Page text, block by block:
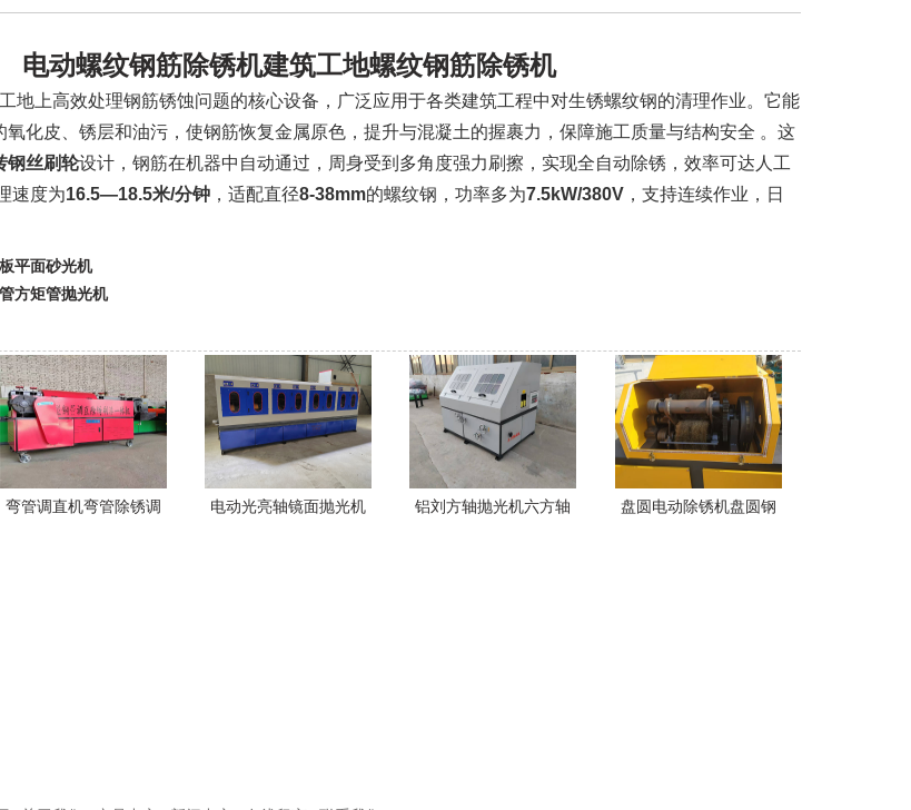
电动螺纹钢筋除锈机建筑工地螺纹钢筋除锈机
地上高效处理钢筋锈蚀问题的核心设备，广泛应用于各类建筑工程中对生锈螺纹钢的清理作业。它能
化皮、锈层和油污，使钢筋恢复金属原色，提升与混凝土的握裹力，保障施工质量与结构安全 。这
钢丝刷轮‌设计，钢筋在机器中自动通过，周身受到多角度强力刷擦，实现全自动除锈，效率可达人工
速度为‌16.5—18.5米/分钟 ‌，适配直径‌8-38mm‌的螺纹钢，功率多为‌7.5kW/380V ‌，支持连续作业，日
平面砂光机
方矩管抛光机
弯管调直机弯管除锈调 电动光亮轴镜面抛光机 铝刘方轴抛光机六方轴 盘圆电动除锈机盘圆钢